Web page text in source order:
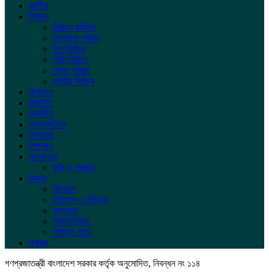
জাতীয়
নির্বাচন
নির্বাচন কমিশন
উপজেলা পরিষদ
উপ-নির্বাচন
সিটি নির্বাচন
জেলা পরিষদ
জাতীয় নির্বাচন
সারাদেশ
রাজনীতি
অর্থনীতি
আন্তর্জাতিক
খেলাধুলা
শিক্ষাঙ্গন
আবহাওয়া
কৃষি ও প্রকৃতি
ফিচার
বিনোদন
ইতিহাস ও ঐতিহ্য
মুক্তমত
লাইফস্টাইল
সাহিত্য পাতা
স্বাস্থ্য
গণপ্রজাতন্ত্রী বাংলাদেশ সরকার কর্তৃক অনুমোদিত, নিবন্ধন নং ১১৪